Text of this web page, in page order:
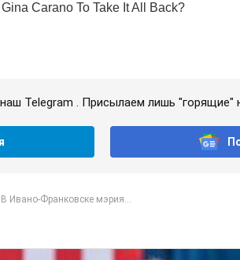
Telegram . Присылаем лишь "горящие"
В Ивано-Франковске мэрия...